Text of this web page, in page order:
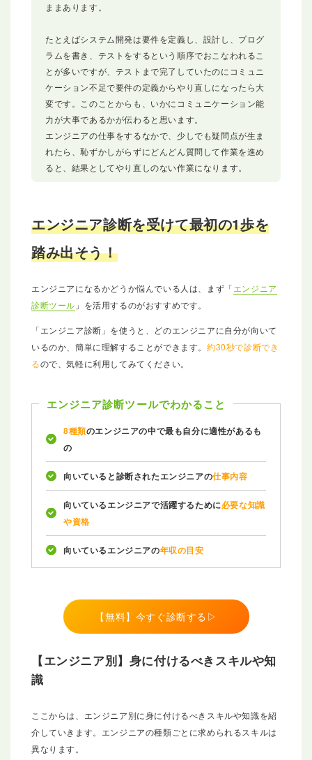
ままあります。
たとえばシステム開発は要件を定義し、設計し、プログ
ラムを書き、テストをするという順序でおこなわれるこ
とが多いですが、テストまで完了していたのにコミュニ
ケーション不足で要件の定義からやり直しになったら大
変です。このことからも、いかにコミュニケーション能
力が大事であるかが伝わると思います。
エンジニアの仕事をするなかで、少しでも疑問点が生ま
れたら、恥ずかしがらずにどんどん質問して作業を進め
ると、結果としてやり直しのない作業になります。
エンジニア診断を受けて最初の1歩を
踏み出そう！
エンジニアになるかどうか悩んでいる人は、まず「エンジニア
診断ツール 」を活用するのがおすすめです。
「エンジニア診断」を使うと、どのエンジニアに自分が向いて
いるのか、簡単に理解することができます。 約30秒で診断でき
るので、気軽に利用してみてください。
エンジニア診断ツールでわかること
8種類のエンジニアの中で最も自分に適性があるも
の
向いていると診断されたエンジニアの仕事内容
向いているエンジニアで活躍するために必要な知識
や資格
向いているエンジニアの年収の目安
【無料】今すぐ診断する▷
【エンジニア別】身に付けるべきスキルや知
識
ここからは、エンジニア別に身に付けるべきスキルや知識を紹
介していきます。エンジニアの種類ごとに求められるスキルは
異なります。